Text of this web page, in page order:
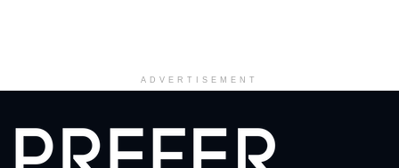
ADVERTISEMENT